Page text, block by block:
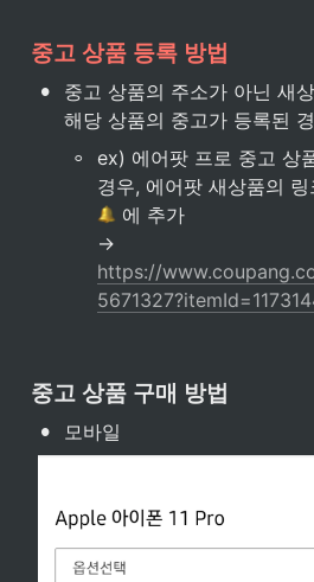
중고 상품 등록 방법
•
중고 상품의 주소가 아닌 새
해당 상품의 중고가 등록된
◦
ex) 에어팟 프로 중고 상
경우, 에어팟 새상품의
에 추가
https://
중고 상품 구매 방법
• 모바일